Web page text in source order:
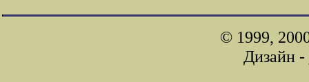
© 1999,
Дизайн -